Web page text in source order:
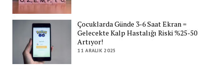
Çocuklarda Günde 3-6 Saat Ekran =
Gelecekte Kalp Hastalığı Riski %25-50
Artıyor!
11 ARALIK 2025